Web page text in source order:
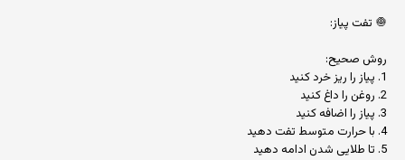
🧅 تفت پیاز:
روش صحیح:
1. پیاز را ریز خرد کنید
2. روغن را داغ کنید
3. پیاز را اضافه کنید
4. با حرارت متوسط تفت دهید
5. تا طلایی شدن ادامه دهید